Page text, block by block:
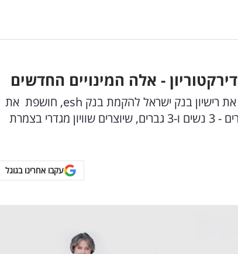
- אלה המינויים החדשים
קבוצת esh, קבוצת הטכנולוגיה-הבנקאית שקיבלה לא מכבר את רישיון בנק ישראל להקמת בנק esh, חושפת את
שמות חברי דירקטוריון הבנק. לדירקטוריון esh מונו שישה חברים - 3 נשים ו-3 גברים, שיוצרים שוויון מגדרי בצמרת
עקבו אחרינו בגוגל